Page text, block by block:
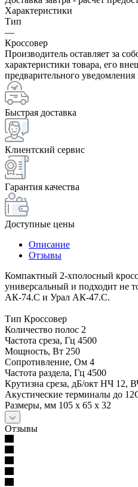
Характеристики
Тип
—
Кроссовер
Производитель оставляет за
характеристики товара, его
предварительного уведомления
Быстрая доставка
Клиентский сервис
Гарантия качества
Доступные цены
Описание
Отзывы
Компактный 2-хполосный
универсальный и подходит не
АК-74.С и Урал АК-47.С.
Тип Кроссовер
Количество полос 2
Частота среза, Гц 4500
Мощность, Вт 250
Сопротивление, Ом 4
Частота раздела, Гц 4500
Крутизна среза, дБ/окт НЧ 12,
Акустические терминалы до
Размеры, мм 105 x 65 x 32
Отзывы